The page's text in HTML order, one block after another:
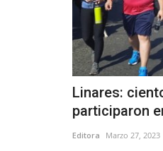
Linares:
participaron
Editora Marzo 27, 2023